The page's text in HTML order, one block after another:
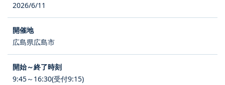
2026/6/11
広島県広島市
9:45～16:30(受付9:15)